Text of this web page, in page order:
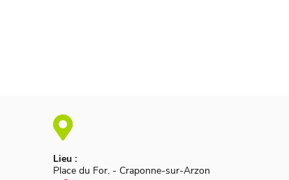
Lieu :
Place du For. - Craponne-sur-Arzon